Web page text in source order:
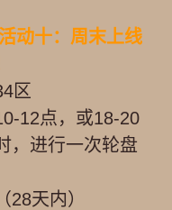
活动十：周末上线
区
12点，或18-20
，进行一次轮盘
28天内）